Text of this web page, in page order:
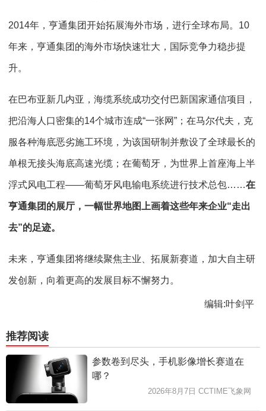
2014年，亨通集团开始拓展海外市场，进行全球布局。10
年来，亨通集团的海外市场快速壮大，国际竞争力稳步提
升。
在巴布亚新几内亚，海缆系统成功交付巴新国家通信项目，
把沿海人口密集的14个城市连成“一张网”；在马尔代夫，克
服各种海底恶劣施工环境，为该国研制并敷设了全球最长的
单根无接头海底高速光缆；在葡萄牙，为世界上首座海上半
浮式风电工程——葡萄牙风电输电系统进行技术总包……在
亨通集团的展厅，一幅世界地图上画着这些年来企业“走出
去”的足迹。
未来，亨通集团将继续聚焦主业、拓展新赛道，加大自主研
发创新，向着更高的发展目标不懈努力。
编辑:叶剑平
推荐阅读
参数卷到尽头，手机影像增长赛道在
哪？
2026年8月7日 CCTIME飞象网